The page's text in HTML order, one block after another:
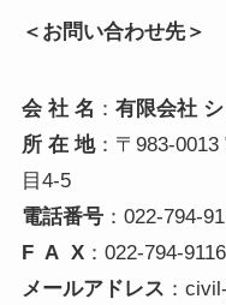
＜お問い合わせ先＞
会 社 名 ： 有限会社
所 在 地：〒983-
目4-5
電話番号：022-794-
F A X：022-794-9116
メールアドレス ：